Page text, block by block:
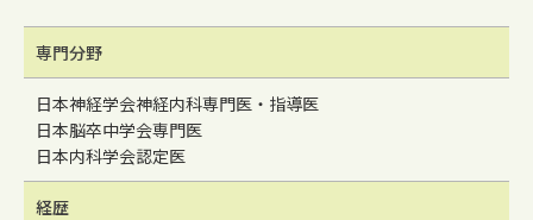
専門分野
日本神経学会神経内科専門医・指導医
日本脳卒中学会専門医
日本内科学会認定医
経歴